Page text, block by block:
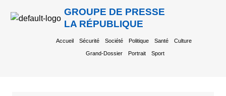
GROUPE DE PRESSE
LA RÉPUBLIQUE
Accueil Sécurité Société Politique Santé Culture
Grand-Dossier Portrait Sport